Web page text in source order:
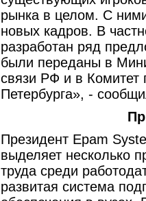
рынка в целом. С
новых кадров. В
разработан ряд
были переданы в
связи РФ и в Комитет
Петербурга», -
Президент Epam
выделяет несколько
труда среди
развитая система